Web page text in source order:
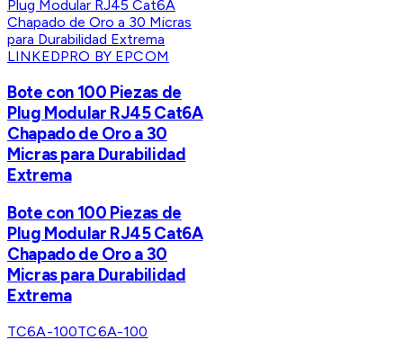
LINKEDPRO BY EPCOM
Bote con 100 Piezas de
Plug Modular RJ45 Cat6A
Chapado de Oro a 30
Micras para Durabilidad
Extrema
Bote con 100 Piezas de
Plug Modular RJ45 Cat6A
Chapado de Oro a 30
Micras para Durabilidad
Extrema
TC6A-100TC6A-100